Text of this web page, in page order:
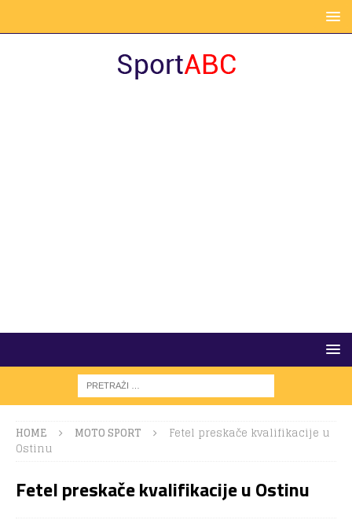
HOME MOTO SPORT
Fetel preskače kvalifikacije u
Ostinu
Fetel preskače kvalifikacije u Ostinu